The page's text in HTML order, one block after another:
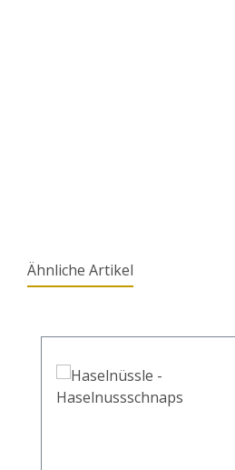
Ähnliche Artikel